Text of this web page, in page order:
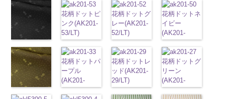
100％
DOLCELABY
6000
DOLCELABY
6000
DOLCELABY
6000
6000
145-B ブラウ
チェーン
柄
テル100％
DOLCELABY
6000
100％
DOLCELABY、
FairyRose
6000
AK203-51 レ
ッド 花柄 キ
ュプラ100％
DOLCELABY、
6000
100％
DOLCELABY、
FairyRose
6000
content/uploads/2013/05/ak203-
31.jpg
AK203-31
レー
花柄
ュプラ100％
DOLCELABY、
FairyRose
6000
(AK203-
29/LT)
http://www.anys.co.jp/wp-
content/uploads/2013/05/ak203-
AK203-29 オ
レンジ 花柄
キュプラ
100％
(AK203-
27/LT)
http://www.anys.co.jp/wp-
content/uploads/2013/05/ak203-
AK203-27 グ
リーン 花柄
キュプラ
100％
(AK203-
11/LT)
http://
content/uploads/
11 ベージュ
花柄 キュプ
ラ100％
DOLCELABY、
ラック
(AK201-
55/LT)
http://www.anys.co.jp/wp-
花柄ドットピ
ンク(AK201-
53/LT)
http://www.anys.co.jp/wp-
content/uploads/2013/05/ak201-
53.jpg
AK201-53
ンク 花柄ド
ット キュプ
花柄ドットグ
レー(AK201-
52/LT)
http://www.anys.co.jp/wp-
content/uploads/2013/04/ak201-
52.jpg
AK201-52 グ
レー 花柄ド
ット キュプ
花柄ドットネ
イビー
(AK201-
50/LT)
http://
content/uploads/
50.jpg
AK201-50
イビー 花柄
花柄ドットパ
ープル
(AK201-
33/LT)
花柄ドットレ
ッド(AK201-
29/LT)
http://www.anys.co.jp/wp-
花柄ドットグ
リーン
(AK201-
27/LT)